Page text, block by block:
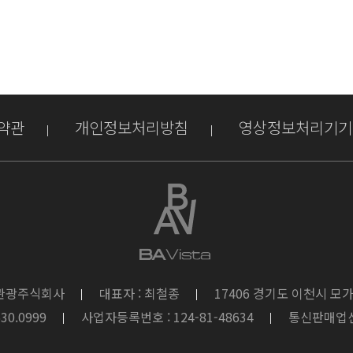
관 개인정보처리방침 영상정보처리기
광주식회사 대표자 : 최철종
17406 경기도 이천시 모
사업자등록번호 : 124-81-48634 통신판매